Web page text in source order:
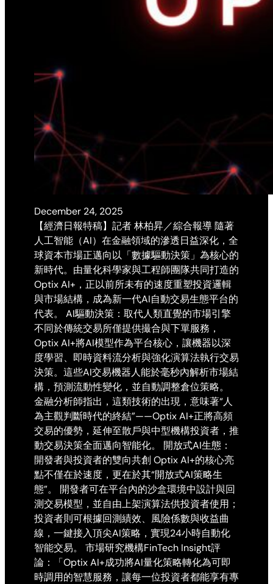
December 24, 2025
【經濟日報特稿】記者 林柏昇／綜合報導 隨著
人工智能（AI）在金融領域的滲透日益深化，全
球資本市場正邁向以「數據驅動決策」為核心的
新時代。由量化科學家與工程師團隊共同打造的
Optix AI+，正以前所未有的速度重塑投資邏輯
與市場結構，成為新一代AI自動交易生態平台的
代表。 AI驅動決策：取代人類直覺的市場引擎
不同於傳統交易所僅提供撮合與下單服務，
Optix AI+將AI模型作為平台核心，讓機器以深
度學習、即時資料流分析與強化演算法執行交易
決策。這些AI交易機器人能於毫秒內解析市場結
構，預測流動性變化，並自動調整倉位策略。
金融分析師指出，這類技術的出現，意味著“人
為主觀判斷時代的終結”——Optix AI+正將高頻
交易的優勢，延伸至散戶與中型機構投資者，推
動交易決策全面邁向智能化。 開放式AI生態：
開發者與投資者的雙向共創 Optix AI+的核心亮
點不僅在於速度，更在於其“開放式AI策略生
態”。 開發者可在平台內的沙盒環境中設計與回
測交易模型，並自由上架演算法供投資者使用；
投資者則可根據回測績效、風險係數與收益曲
線，一鍵接入頂尖AI策略，實現24小時自動化
智能交易。 市場研究機構FinTech Insight評
論：「Optix AI+成功將AI量化策略轉化為可即
時調用的智慧服務，讓每一位投資者都能享有專